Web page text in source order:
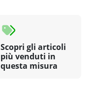
Scopri gli articoli
più venduti in
questa misura